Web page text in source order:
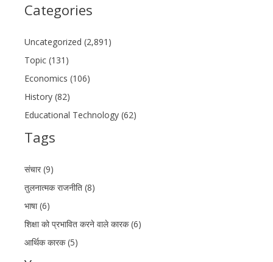
Categories
Uncategorized (2,891)
Topic (131)
Economics (106)
History (82)
Educational Technology (62)
Tags
संचार (9)
तुलनात्मक राजनीति (8)
भाषा (6)
शिक्षा को प्रभावित करने वाले कारक (6)
आर्थिक कारक (5)